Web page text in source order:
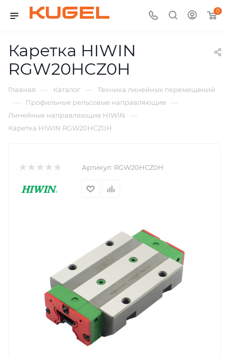
0
Каретка HIWIN
RGW20HCZ0H
Главная — Каталог — Техника линейных перемещений
— Профильные рельсовые направляющие —
Линейные направляющие HIWIN —
Каретка HIWIN RGW20HCZ0H
Артикул: RGW20HCZ0H